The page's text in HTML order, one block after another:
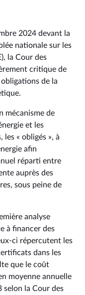
2024 devant la
nationale sur les
la Cour des
critique de
de la
mécanisme de
et les
« obligés », à
afin
réparti entre
auprès des
sous peine de
analyse
à financer des
ci répercutent les
dans les
que le coût
moyenne annuelle
selon la Cour des